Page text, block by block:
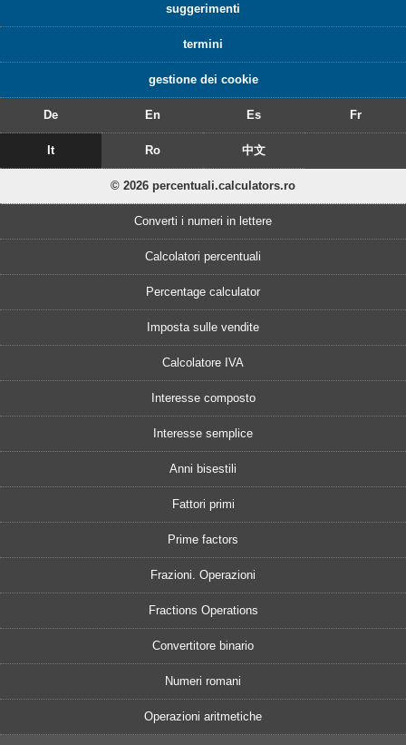
suggerimenti
termini
gestione dei cookie
De En Es Fr
It Ro 中文
© 2026 percentuali.calculators.ro
Converti i numeri in lettere
Calcolatori percentuali
Percentage calculator
Imposta sulle vendite
Calcolatore IVA
Interesse composto
Interesse semplice
Anni bisestili
Fattori primi
Prime factors
Frazioni. Operazioni
Fractions Operations
Convertitore binario
Numeri romani
Operazioni aritmetiche